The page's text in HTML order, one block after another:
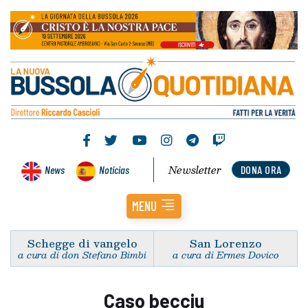
News Noticias DONA ORA
Newsletter
MENU
Schegge di vangelo
a cura di don Stefano Bimbi
San Lorenzo
a cura di Ermes Dovico
Caso becciu